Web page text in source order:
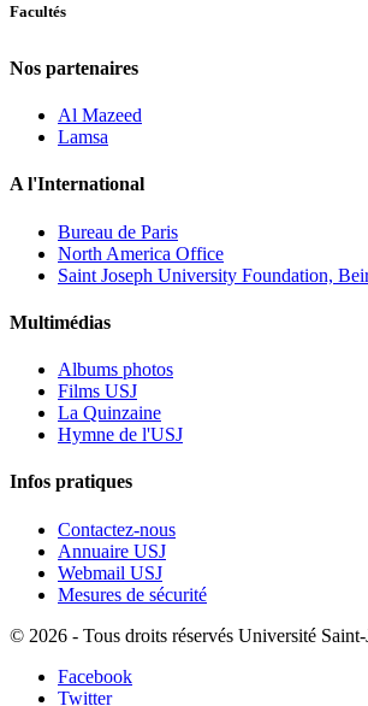
Facultés
Nos partenaires
Al Mazeed
Lamsa
A l'International
Bureau de Paris
North America Office
Saint Joseph University Foundation,
Multimédias
Albums photos
Films USJ
La Quinzaine
Hymne de l'USJ
Infos pratiques
Contactez-nous
Annuaire USJ
Webmail USJ
Mesures de sécurité
© 2026 - Tous droits réservés Université
Facebook
Twitter